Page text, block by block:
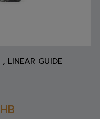
LINEAR GUIDE